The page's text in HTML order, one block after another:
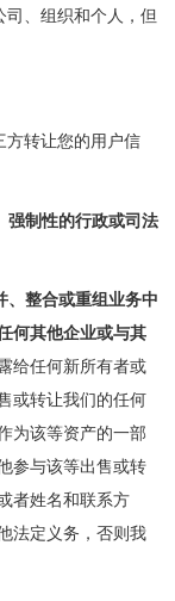
司、组织和个人，但
方转让您的用户信
强制性的行政或司法
、整合或重组业务中
何其他企业或与其
给任何新所有者或
或转让我们的任何
为该等资产的一部
参与该等出售或转
者姓名和联系方
法定义务，否则我